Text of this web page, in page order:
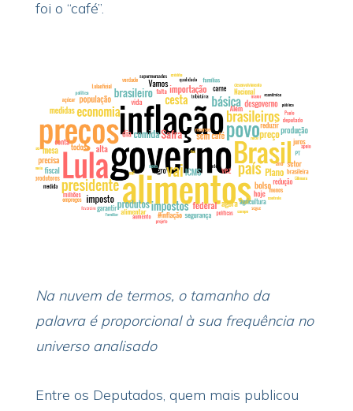
foi o “café”.
Na nuvem de termos, o tamanho da
palavra é proporcional à sua frequência no
universo analisado
Entre os Deputados, quem mais publicou